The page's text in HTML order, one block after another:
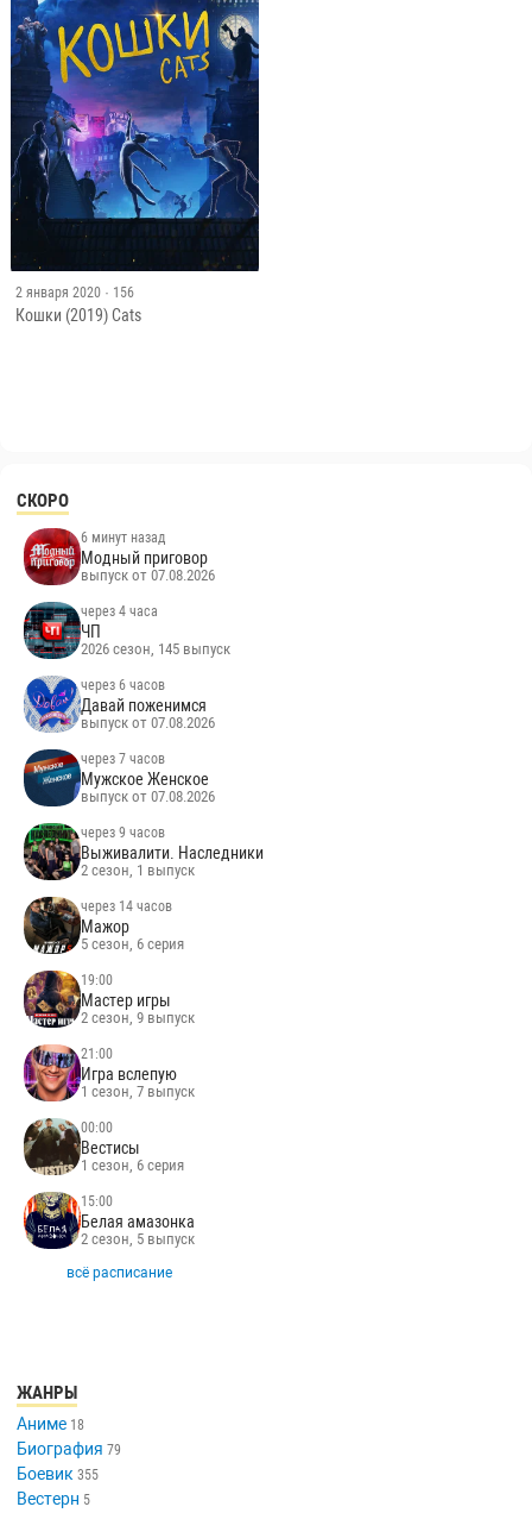
2 января 2020 · 156
Кошки (2019) Cats
СКОРО
6 минут назад
Модный приговор
выпуск от 07.08.2026
через 4 часа
ЧП
2026 сезон, 145 выпуск
через 6 часов
Давай поженимся
выпуск от 07.08.2026
через 7 часов
Мужское Женское
выпуск от 07.08.2026
через 9 часов
Выживалити. Наследники
2 сезон, 1 выпуск
через 14 часов
Мажор
5 сезон, 6 серия
19:00
Мастер игры
2 сезон, 9 выпуск
21:00
Игра вслепую
1 сезон, 7 выпуск
00:00
Вестисы
1 сезон, 6 серия
15:00
Белая амазонка
2 сезон, 5 выпуск
всё расписание
ЖАНРЫ
Аниме 18
Биография 79
Боевик 355
Вестерн 5